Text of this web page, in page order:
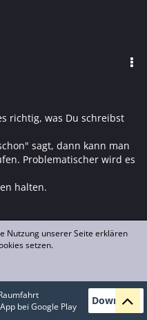
richtig, was Du schreibst
sagt, dann kann man
Problematischer wird es
halten.
bei Google Play
Download
Nutzung unserer Seite erklären
setzen.